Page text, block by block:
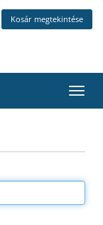
Kosár megtekintése